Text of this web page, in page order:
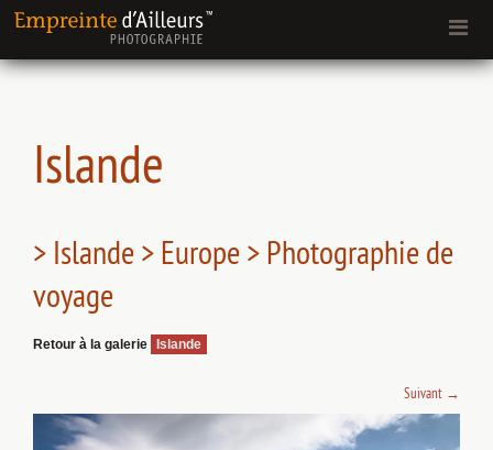
Islande
> Islande > Europe > Photographie de
voyage
Retour à la galerie Islande
Suivant →